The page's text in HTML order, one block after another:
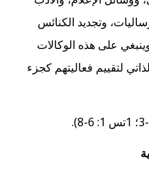
وتجديد الكنائس
على هذه الوكالات
لتقييم فعاليتهم كجزء